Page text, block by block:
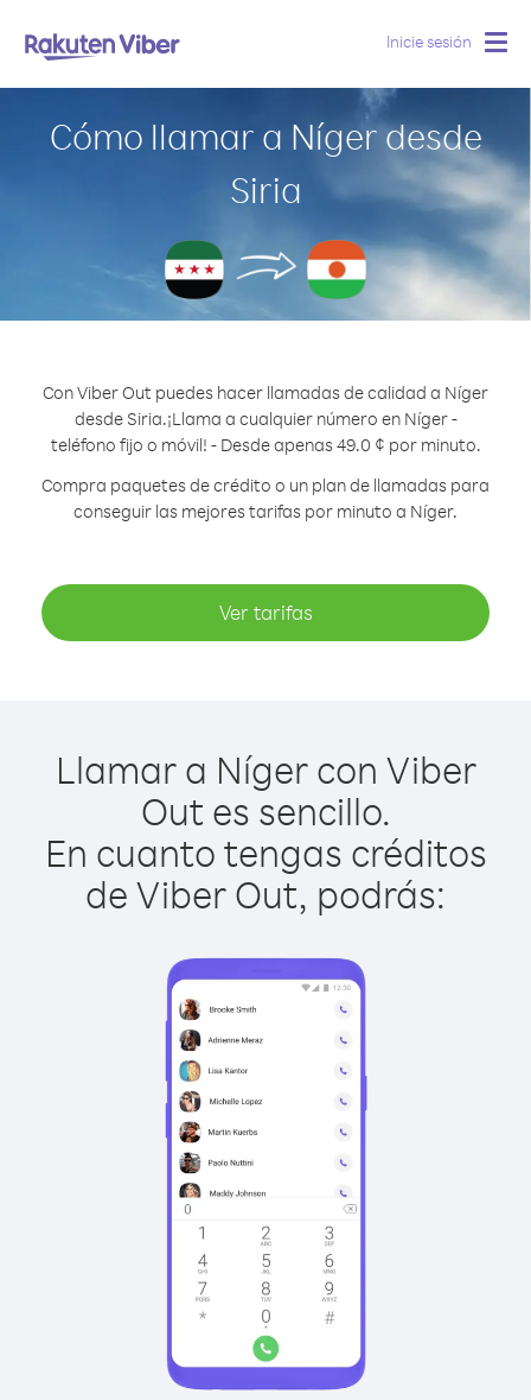
Inicie sesión
Cómo llamar a Níger desde
Siria
Con Viber Out puedes hacer llamadas de calidad a Níger
desde Siria.¡Llama a cualquier número en Níger -
teléfono fijo o móvil! - Desde apenas 49.0 ¢ por minuto.
Compra paquetes de crédito o un plan de llamadas para
conseguir las mejores tarifas por minuto a Níger.
Ver tarifas
Llamar a Níger con Viber
Out es sencillo.
En cuanto tengas créditos
de Viber Out, podrás: